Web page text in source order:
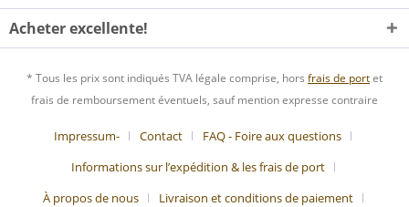
Acheter excellente!
* Tous les prix sont indiqués TVA légale comprise, hors frais de portet
frais de remboursement éventuels, sauf mention expresse contraire
Impressum- Contact
FAQ - Foire aux questions
Informations sur l’expédition & les frais de port
À propos de nous
Livraison et conditions de paiement